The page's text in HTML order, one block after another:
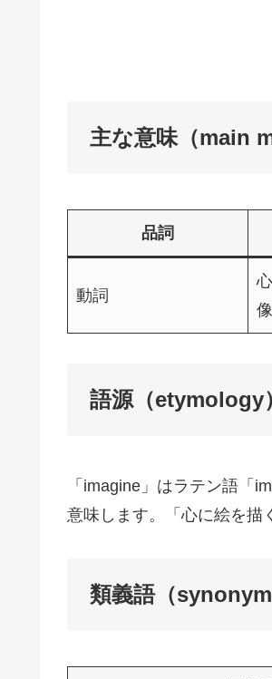
主な意味（main
品詞
動詞
語源（etymology
「imagine」はラテン語「
意味します。「心に絵を描
類義語（